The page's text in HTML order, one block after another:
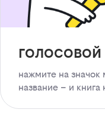
нажмите на
название – и книга